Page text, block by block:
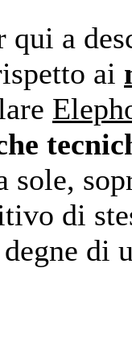
qui a
ai
sole,
di
degne di